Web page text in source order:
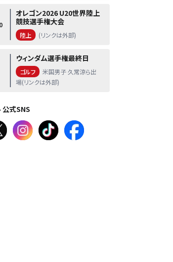
オレゴン2026 U20世界陸上
競技選手権大会
陸上 (リンクは外部)
ウィンダム選手権最終日
ゴルフ
米国男子 久常涼ら出
場(リンクは外部)
公式SNS